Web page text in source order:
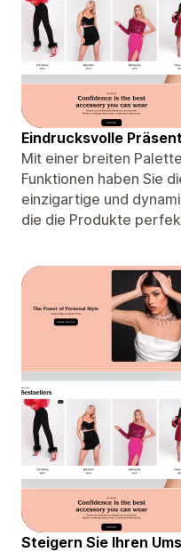
Eindrucksvolle
Mit einer breiten
Funktionen haben Sie
einzigartige und
die die Produkte
Steigern Sie Ihren